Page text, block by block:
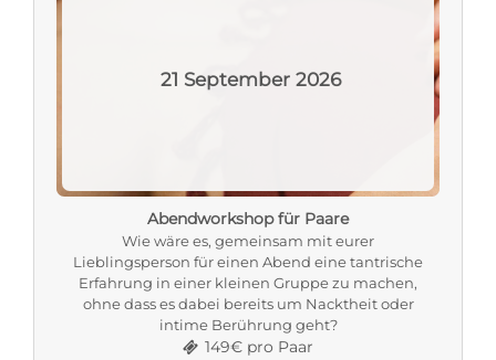
21 September 2026
Abendworkshop für Paare
Wie wäre es, gemeinsam mit eurer
Lieblingsperson für einen Abend eine tantrische
Erfahrung in einer kleinen Gruppe zu machen,
ohne dass es dabei bereits um Nacktheit oder
intime Berührung geht?
149€ pro Paar